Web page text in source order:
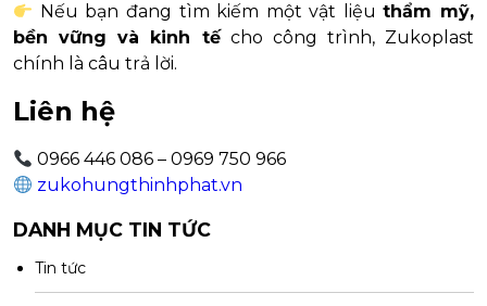
Nếu bạn đang tìm kiếm một vật liệuthẩm mỹ,
bền vững và kinh tếcho công trình, Zukoplast
chính là câu trả lời.
Liên hệ
0966 446 086 – 0969 750 966
zukohungthinhphat.vn
DANH MỤC TIN TỨC
Tin tức